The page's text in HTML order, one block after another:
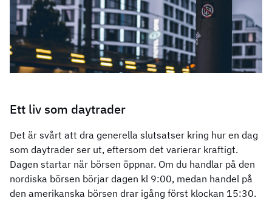
Ett liv som daytrader
Det är svårt att dra generella slutsatser kring hur en dag
som daytrader ser ut, eftersom det varierar kraftigt.
Dagen startar när börsen öppnar. Om du handlar på den
nordiska börsen börjar dagen kl 9:00, medan handel på
den amerikanska börsen drar igång först klockan 15:30.